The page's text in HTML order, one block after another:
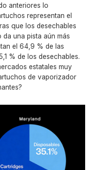
anteriores lo
representan el
que los desechables
da una pista aún más
el 64,9 % de las
% de los desechables.
estatales muy
de vaporizador